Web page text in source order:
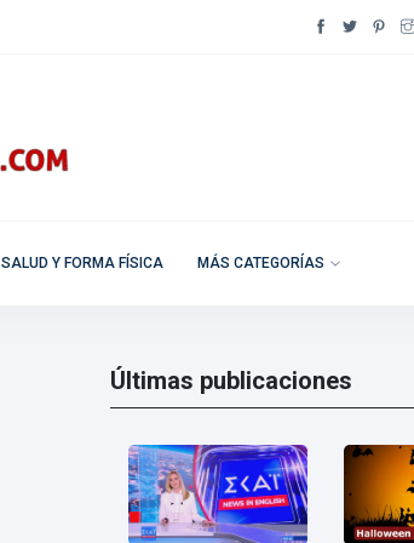
SALUD Y FORMA FÍSICA MÁS CATEGORÍAS
Últimas publicaciones